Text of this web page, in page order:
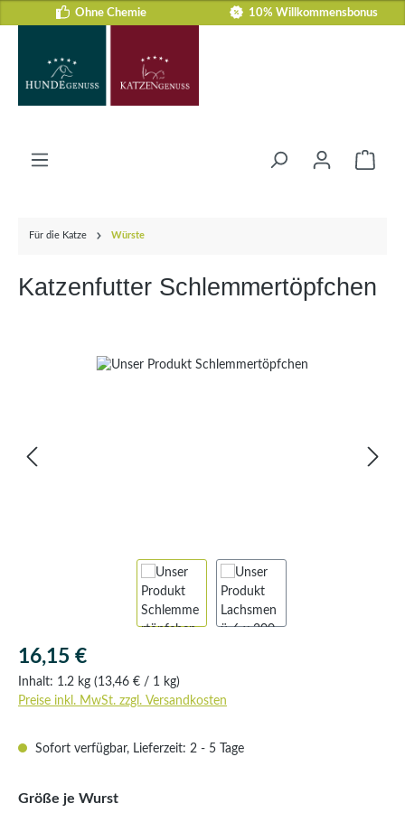
Zum Hauptinhalt springen
Ohne Chemie 10% Willkommensbonus
Für die Katze Würste
Katzenfutter Schlemmertöpfchen
Bildergalerie überspringen
Regulärer Preis:
16,15 €
Inhalt: 1.2 kg (13,46 € / 1 kg)
Preise inkl. MwSt. zzgl. Versandkosten
Sofort verfügbar, Lieferzeit: 2 - 5 Tage
Größe je Wurstauswählen